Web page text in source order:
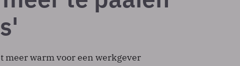
meer warm voor een werkgever